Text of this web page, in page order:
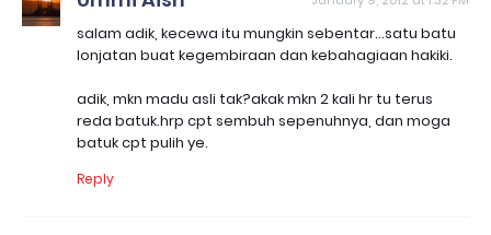
salam adik, kecewa itu mungkin sebentar...satu batu
lonjatan buat kegembiraan dan kebahagiaan hakiki.
adik, mkn madu asli tak?akak mkn 2 kali hr tu terus
reda batuk.hrp cpt sembuh sepenuhnya, dan moga
batuk cpt pulih ye.
Reply